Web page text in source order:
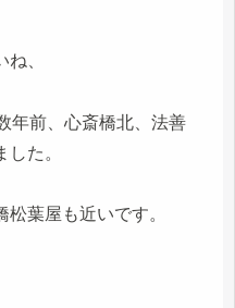
、
年前、心斎橋北、法善
た。
葉屋も近いです。